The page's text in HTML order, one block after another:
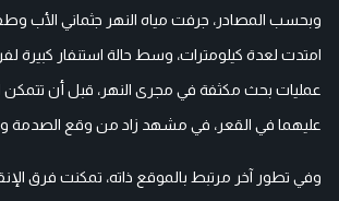
وبحسب المصادر، جرفت مياه النهر جثماني الأب
امتدت لعدة كيلومترات، وسط حالة استنفار كبيرة
عمليات بحث مكثفة في مجرى النهر، قبل أن تتمكن
عليهما في القعر، في مشهد زاد من وقع الصدمة
وفي تطور آخر مرتبط بالموقع ذاته، تمكنت فرق